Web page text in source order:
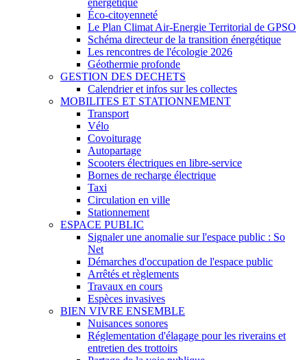
énergétique
Éco-citoyenneté
Le Plan Climat Air-Energie Territorial de GPSO
Schéma directeur de la transition énergétique
Les rencontres de l'écologie 2026
Géothermie profonde
GESTION DES DECHETS
Calendrier et infos sur les collectes
MOBILITES ET STATIONNEMENT
Transport
Vélo
Covoiturage
Autopartage
Scooters électriques en libre-service
Bornes de recharge électrique
Taxi
Circulation en ville
Stationnement
ESPACE PUBLIC
Signaler une anomalie sur l'espace public : So
Net
Démarches d'occupation de l'espace public
Arrêtés et règlements
Travaux en cours
Espèces invasives
BIEN VIVRE ENSEMBLE
Nuisances sonores
Réglementation d'élagage pour les riverains et
entretien des trottoirs